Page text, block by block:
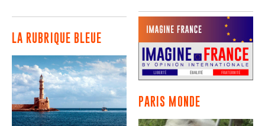
LA RUBRIQUE BLEUE
PARIS MONDE